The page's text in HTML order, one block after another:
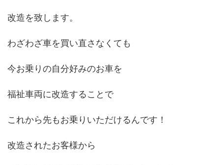
改造を致します。
わざわざ車を買い直さなくても
今お乗りの自分好みのお車を
福祉車両に改造することで
これから先もお乗りいただけるんです！
改造されたお客様から